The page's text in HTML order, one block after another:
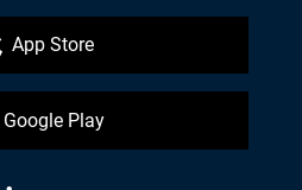
App Store
Google Play